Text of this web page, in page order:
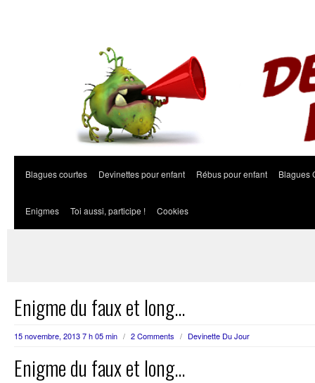
Blagues courtes Devinettes pour enfant Rébus pour enfant Blagues
Enigmes Toi aussi, participe ! Cookies
Enigme du faux et long…
15 novembre, 2013 7 h 05 min / 2 Comments / Devinette Du Jour
Enigme du faux et long…